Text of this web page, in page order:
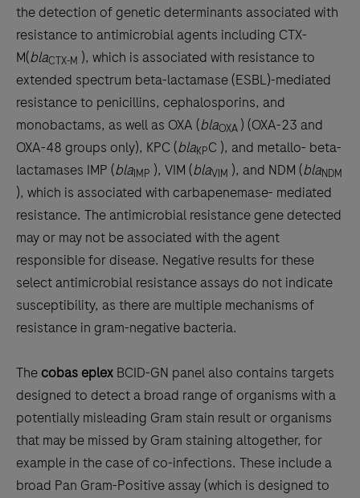
the detection of genetic determinants associated with
resistance to antimicrobial agents including CTX-
M(blaCTX-M ), which is associated with resistance to
extended spectrum beta-lactamase (ESBL)-mediated
resistance to penicillins, cephalosporins, and
monobactams, as well as OXA (blaOXA ) (OXA-23 and
OXA-48 groups only), KPC (blaKPC ), and metallo- beta-
lactamases IMP (blaIMP ), VIM (blaVIM ), and NDM (blaNDM
), which is associated with carbapenemase- mediated
resistance. The antimicrobial resistance gene detected
may or may not be associated with the agent
responsible for disease. Negative results for these
select antimicrobial resistance assays do not indicate
susceptibility, as there are multiple mechanisms of
resistance in gram-negative bacteria.
The cobas eplex BCID-GN panel also contains targets
designed to detect a broad range of organisms with a
potentially misleading Gram stain result or organisms
that may be missed by Gram staining altogether, for
example in the case of co-infections. These include a
broad Pan Gram-Positive assay (which is designed to